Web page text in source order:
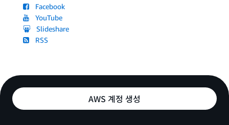
Facebook
YouTube
Slideshare
RSS
AWS 계정 생성